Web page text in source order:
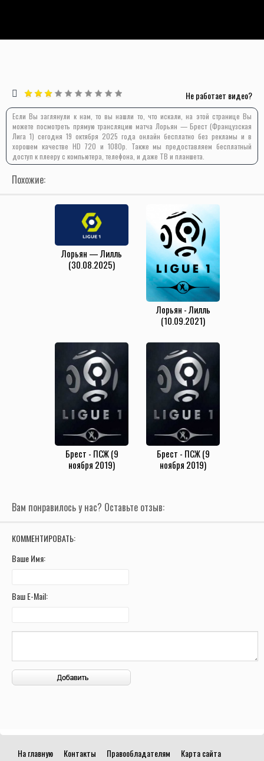
Не работает видео?
Если Вы заглянули к нам, то вы нашли то, что искали, на этой странице Вы
можете посмотреть прямую трансляцию матча Лорьян — Брест (Французская
Лига 1) сегодня 19 октября 2025 года онлайн бесплатно без рекламы и в
хорошем качестве HD 720 и 1080p. Также мы предоставляем бесплатный
доступ к плееру с компьютера, телефона, и даже ТВ и планшета.
Похожие:
Лорьян — Лилль
(30.08.2025)
Лорьян - Лилль
(10.09.2021)
Брест - ПСЖ (9
ноября 2019)
Брест - ПСЖ (9
ноября 2019)
Вам понравилось у нас? Оставьте отзыв:
КОММЕНТИРОВАТЬ:
Ваше Имя:
Ваш E-Mail:
На главную Контакты Правообладателям Карта сайта